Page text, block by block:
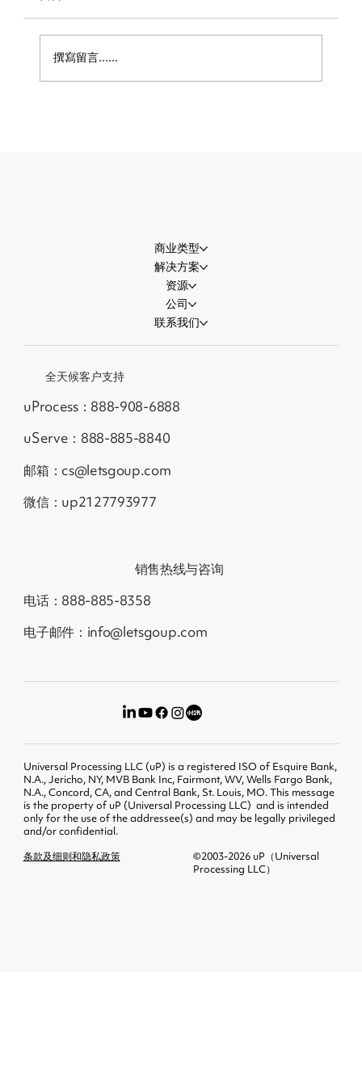
撰寫留言......
全天候客户支持
uProcess：888-908-6888
uServe：888-885-8840
邮箱：cs@letsgoup.com
微信：up2127793977
销售热线与咨询
电话：888-885-8358
电子邮件：info@letsgoup.com
商业类型
解决方案
资源
公司
联系我们
Universal Processing LLC (uP) is a registered ISO of Esquire Bank,
N.A., Jericho, NY, MVB Bank Inc, Fairmont, WV, Wells Fargo Bank,
N.A., Concord, CA, and Central Bank, St. Louis, MO. This message
is the property of uP (Universal Processing LLC) and is intended
only for the use of the addressee(s) and may be legally privileged
and/or confidential.
条款及细则和隐私政策
©2003-2026 uP（Universal
Processing LLC）